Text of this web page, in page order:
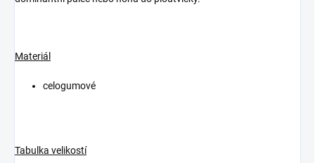
Materiál
celogumové
Tabulka velikostí